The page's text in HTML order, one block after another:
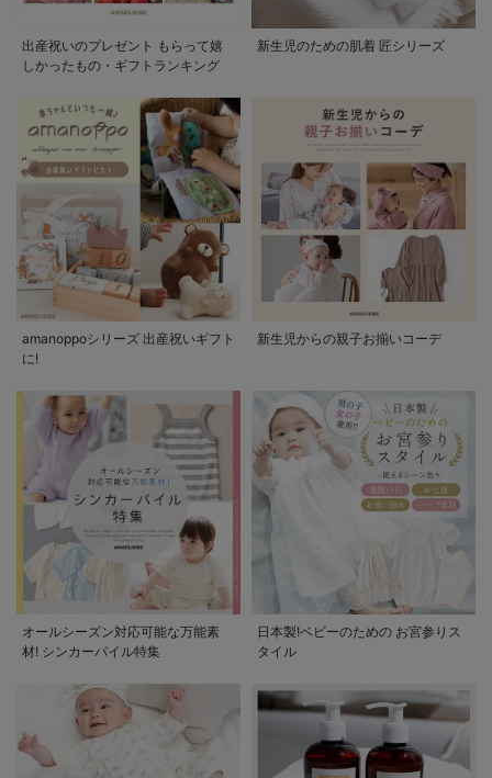
出産祝いのプレゼント もらって嬉
しかったもの・ギフトランキング
新生児のための肌着 匠シリーズ
amanoppoシリーズ 出産祝いギフト
に!
新生児からの親子お揃いコーデ
オールシーズン対応可能な万能素
材! シンカーパイル特集
日本製!ベビーのための お宮参りス
タイル